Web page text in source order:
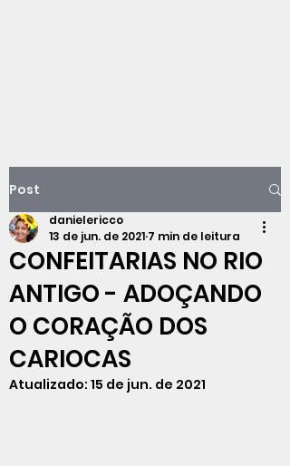
Post
CONFEITARIAS NO RIO
ANTIGO - ADOÇANDO
O CORAÇÃO DOS
CARIOCAS
danielericco
13 de jun. de 2021 7 min de leitura
Atualizado: 15 de jun. de 2021